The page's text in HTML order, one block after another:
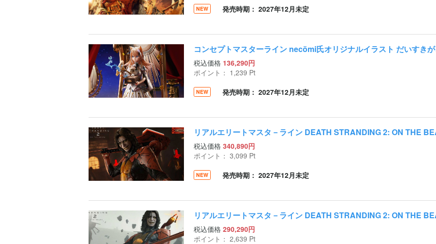
NEW 発売時期： 2027年12月未定
コンセプトマスターライン necömi氏オリジナルイラスト だいすき
税込価格 136,290円
ポイント： 1,239 Pt
NEW 発売時期： 2027年12月未定
リアルエリートマスタ－ライン DEATH STRANDING 2: ON THE
税込価格 340,890円
ポイント： 3,099 Pt
NEW 発売時期： 2027年12月未定
リアルエリートマスタ－ライン DEATH STRANDING 2: ON THE
税込価格 290,290円
ポイント： 2,639 Pt